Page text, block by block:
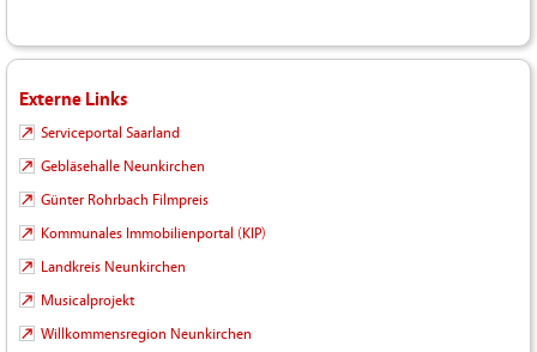
Externe Links
Serviceportal Saarland
Gebläsehalle Neunkirchen
Günter Rohrbach Filmpreis
Kommunales Immobilienportal (KIP)
Landkreis Neunkirchen
Musicalprojekt
Willkommensregion Neunkirchen